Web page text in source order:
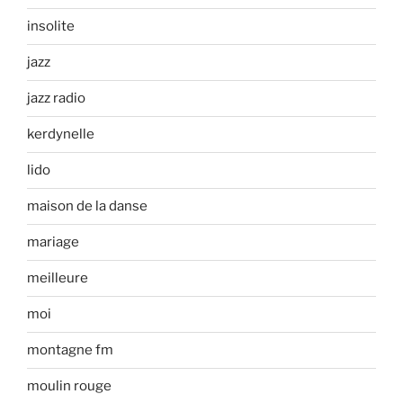
insolite
jazz
jazz radio
kerdynelle
lido
maison de la danse
mariage
meilleure
moi
montagne fm
moulin rouge